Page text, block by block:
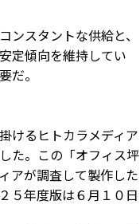
スタントな供給と、
定傾向を維持してい
だ。
けるヒトカラメディア
た。この「オフィス坪
アが調査して製作した
５年度版は６月１０日